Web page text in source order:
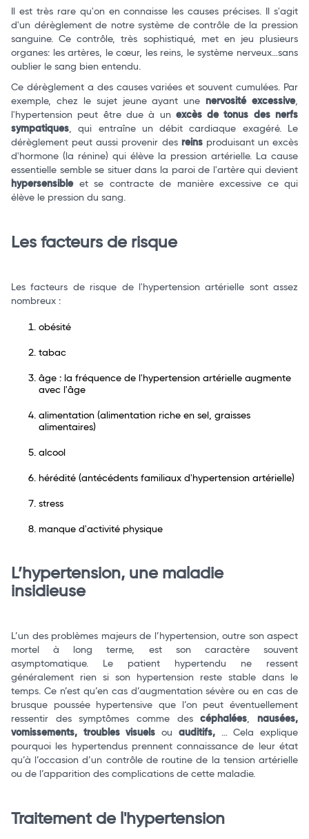
Il est très rare qu'on en connaisse les causes précises. Il s'agit
d'un dérèglement de notre système de contrôle de la pression
sanguine. Ce contrôle, très sophistiqué, met en jeu plusieurs
organes: les artères, le cœur, les reins, le système nerveux…sans
oublier le sang bien entendu.
Ce dérèglement a des causes variées et souvent cumulées. Par
exemple, chez le sujet jeune ayant une nervosité excessive,
l'hypertension peut être due à un excès de tonus des nerfs
sympatiques, qui entraîne un débit cardiaque exagéré. Le
dérèglement peut aussi provenir des reinsproduisant un excès
d'hormone (la rénine) qui élève la pression artérielle. La cause
essentielle semble se situer dans la paroi de l'artère qui devient
hypersensibleet se contracte de manière excessive ce qui
élève le pression du sang.
Les facteurs de risque
Les facteurs de risque de l'hypertension artérielle sont assez
nombreux :
obésité
tabac
âge : la fréquence de l'hypertension artérielle augmente
avec l'âge
alimentation (alimentation riche en sel, graisses
alimentaires)
alcool
hérédité (antécédents familiaux d'hypertension artérielle)
stress
manque d'activité physique
L’hypertension, une maladie
insidieuse
L’un des problèmes majeurs de l’hypertension, outre son aspect
mortel à long terme, est son caractère souvent
asymptomatique. Le patient hypertendu ne ressent
généralement rien si son hypertension reste stable dans le
temps. Ce n’est qu’en cas d’augmentation sévère ou en cas de
brusque poussée hypertensive que l’on peut éventuellement
ressentir des symptômes comme descéphalées, nausées,
vomissements, troubles visuels ou auditifs,… Cela explique
pourquoi les hypertendus prennent connaissance de leur état
qu’à l’occasion d’un contrôle de routine de la tension artérielle
ou de l’apparition des complications de cette maladie.
Traitement de l'hypertension